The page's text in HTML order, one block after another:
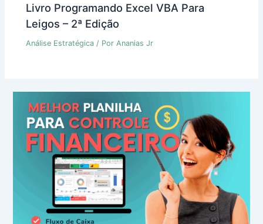
Livro Programando Excel VBA Para
Leigos – 2ª Edição
Análise Estratégica / PorAnanias Jr